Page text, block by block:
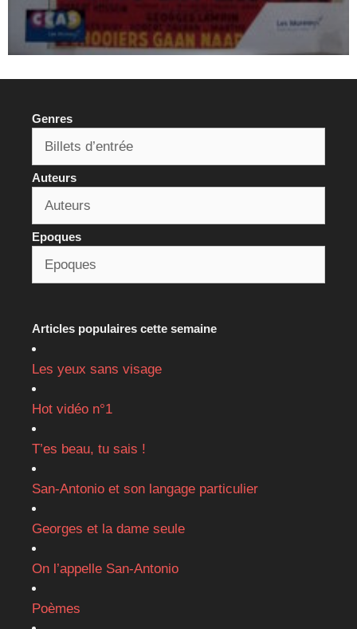
Genres
Auteurs
Epoques
Articles populaires cette semaine
Les yeux sans visage
Hot vidéo n°1
T’es beau, tu sais !
San-Antonio et son langage particulier
Georges et la dame seule
On l’appelle San-Antonio
Poèmes